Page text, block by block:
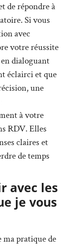
de répondre à
Si vous
avec
votre réussite
dialoguant
éclairci et que
une
à votre
RDV. Elles
claires et
de temps
avec les
je vous
ma pratique de